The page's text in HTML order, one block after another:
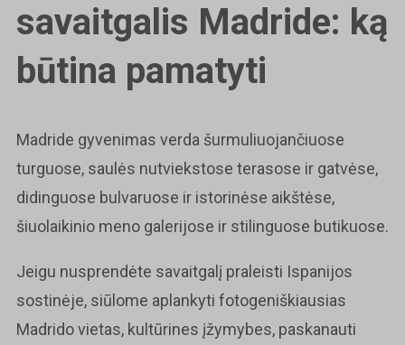
savaitgalis Madride: ką
būtina pamatyti
Madride gyvenimas verda šurmuliuojančiuose
turguose, saulės nutviekstose terasose ir gatvėse,
didinguose bulvaruose ir istorinėse aikštėse,
šiuolaikinio meno galerijose ir stilinguose butikuose.
Jeigu nusprendėte savaitgalį praleisti Ispanijos
sostinėje, siūlome aplankyti fotogeniškiausias
Madrido vietas, kultūrines įžymybes, paskanauti